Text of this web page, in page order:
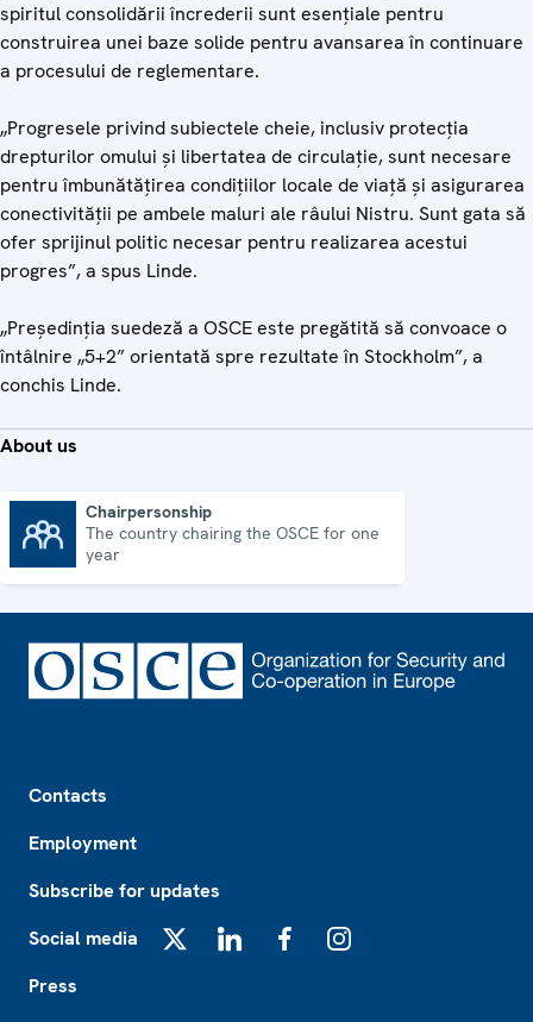
spiritul consolidării încrederii sunt esențiale pentru
construirea unei baze solide pentru avansarea în continuare
a procesului de reglementare.
„Progresele privind subiectele cheie, inclusiv protecția
drepturilor omului și libertatea de circulație, sunt necesare
pentru îmbunătățirea condițiilor locale de viață și asigurarea
conectivității pe ambele maluri ale râului Nistru. Sunt gata să
ofer sprijinul politic necesar pentru realizarea acestui
progres”, a spus Linde.
„Președinția suedeză a OSCE este pregătită să convoace o
întâlnire „5+2” orientată spre rezultate în Stockholm”, a
conchis Linde.
About us
Chairpersonship
The country chairing the OSCE for one
year
Contacts
Employment
Subscribe for updates
Social media
Press